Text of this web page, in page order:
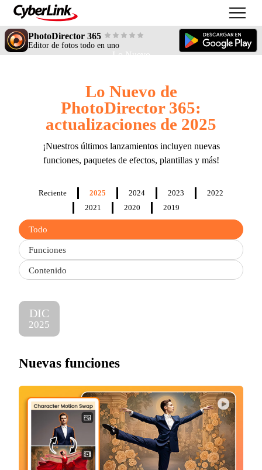
PhotoDirector 365
Editor de fotos todo en uno
Lo Nuevo
Lo Nuevo de
PhotoDirector 365:
actualizaciones de 2025
¡Nuestros últimos lanzamientos incluyen nuevas
funciones, paquetes de efectos, plantillas y más!
Reciente 2025 2024 2023
2022
2021
2020 2019
Filter
updates
by
type
Todo
Funciones
Contenido
DIC
2025
Nuevas funciones